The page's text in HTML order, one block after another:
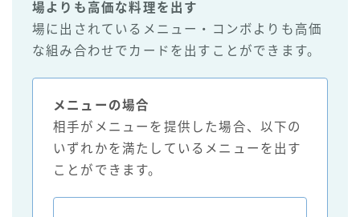
場よりも高価な料理を出す
場に出されているメニュー・コンボよりも高価
な組み合わせでカードを出すことができます。
メニューの場合
相手がメニューを提供した場合、以下の
いずれかを満たしているメニューを出す
ことができます。